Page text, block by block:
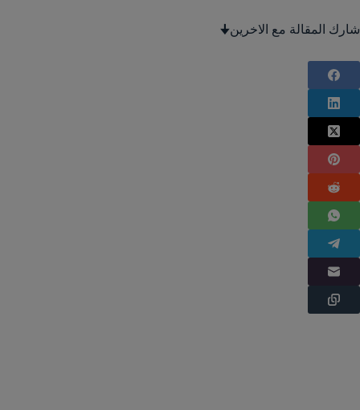
شارك المقالة مع الاخرين🠋